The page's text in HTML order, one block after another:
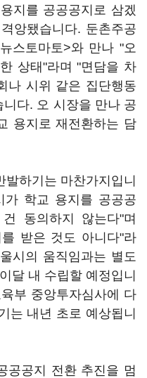
지를 공공공지로 삼겠
앙됐습니다. 둔촌주공
스토마토>와 만나 "오
상태"라며 "면담을 차
나 시위 같은 집단행동
다. 오 시장을 만나 공
용지로 재전환하는 담
하기는 마찬가지입니
가 학교 용지를 공공공
동의하지 않는다"며
받은 것도 아니다"라
시의 움직임과는 별도
달 내 수립할 예정입니
부 중앙투자심사에 다
는 내년 초로 예상됩니
공공지 전환 추진을 멈